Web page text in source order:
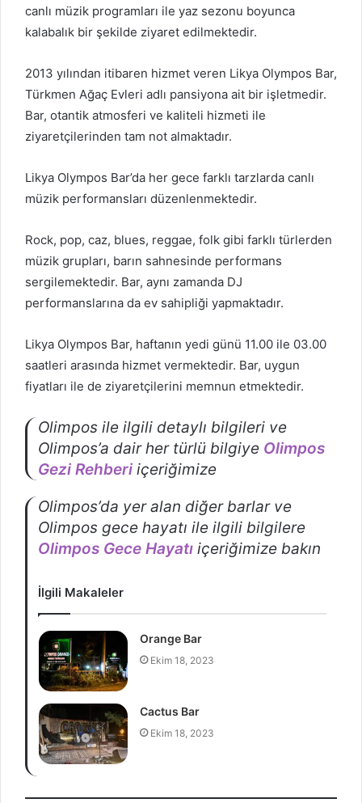
canlı müzik programları ile yaz sezonu boyunca
kalabalık bir şekilde ziyaret edilmektedir.
2013 yılından itibaren hizmet veren Likya Olympos Bar,
Türkmen Ağaç Evleri adlı pansiyona ait bir işletmedir.
Bar, otantik atmosferi ve kaliteli hizmeti ile
ziyaretçilerinden tam not almaktadır.
Likya Olympos Bar’da her gece farklı tarzlarda canlı
müzik performansları düzenlenmektedir.
Rock, pop, caz, blues, reggae, folk gibi farklı türlerden
müzik grupları, barın sahnesinde performans
sergilemektedir. Bar, aynı zamanda DJ
performanslarına da ev sahipliği yapmaktadır.
Likya Olympos Bar, haftanın yedi günü 11.00 ile 03.00
saatleri arasında hizmet vermektedir. Bar, uygun
fiyatları ile de ziyaretçilerini memnun etmektedir.
Olimpos ile ilgili detaylı bilgileri ve
Olimpos’a dair her türlü bilgiye Olimpos
Gezi Rehberi içeriğimize
Olimpos’da yer alan diğer barlar ve
Olimpos gece hayatı ile ilgili bilgilere
Olimpos Gece Hayatı içeriğimize bakın
İlgili Makaleler
Orange Bar
Ekim 18, 2023
Cactus Bar
Ekim 18, 2023